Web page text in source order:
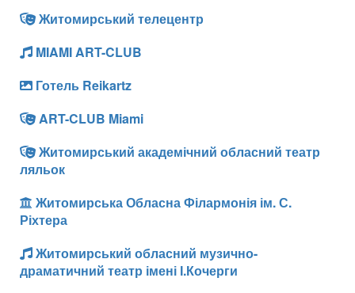
Житомирський телецентр
MIAMI ART-CLUB
Готель Reikartz
ART-CLUB Miami
Житомирський академічний обласний театр
ляльок
Житомирська Обласна Філармонія ім. С.
Ріхтера
Житомирський обласний музично-
драматичний театр імені І.Кочерги